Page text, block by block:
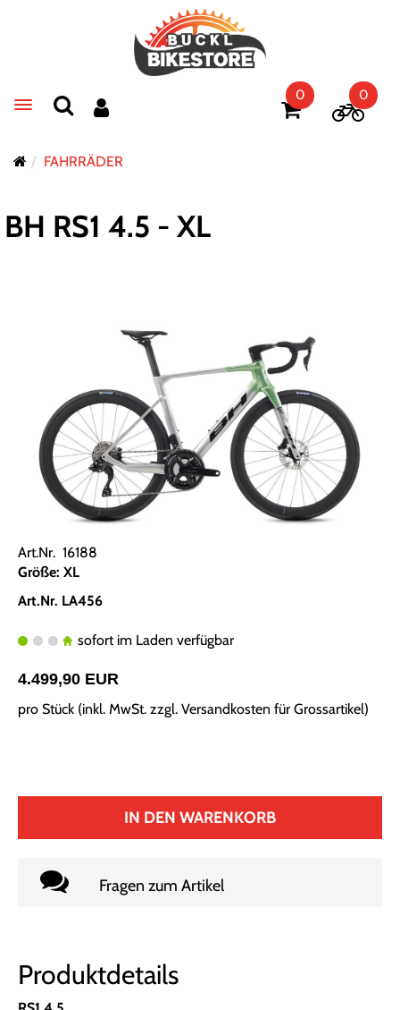
Toggle navigation
0 0
FAHRRÄDER
BH RS1 4.5 - XL
Art.Nr. 16188
Größe: XL
Art.Nr. LA456
sofort im Laden verfügbar
4.499,90 EUR
pro Stück (inkl. MwSt. zzgl. Versandkosten für Grossartikel)
IN DEN WARENKORB
Fragen zum Artikel
Produktdetails